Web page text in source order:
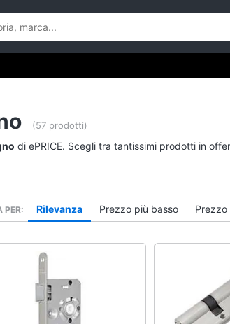
(57 prodotti)
di ePRICE. Scegli tra tantissimi prodotti in
PER Rilevanza Prezzo più basso